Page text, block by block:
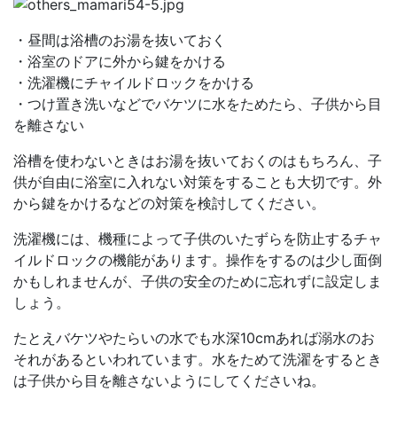
・昼間は浴槽のお湯を抜いておく
・浴室のドアに外から鍵をかける
・洗濯機にチャイルドロックをかける
・つけ置き洗いなどでバケツに水をためたら、子供から目
を離さない
浴槽を使わないときはお湯を抜いておくのはもちろん、子
供が自由に浴室に入れない対策をすることも大切です。外
から鍵をかけるなどの対策を検討してください。
洗濯機には、機種によって子供のいたずらを防止するチャ
イルドロックの機能があります。操作をするのは少し面倒
かもしれませんが、子供の安全のために忘れずに設定しま
しょう。
たとえバケツやたらいの水でも水深10cmあれば溺水のお
それがあるといわれています。水をためて洗濯をするとき
は子供から目を離さないようにしてくださいね。